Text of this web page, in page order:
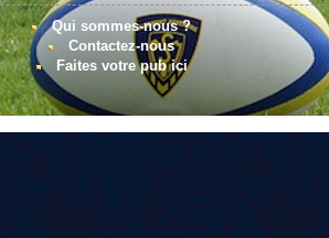
Qui sommes-nous ?
Contactez-nous
Faites votre pub ici